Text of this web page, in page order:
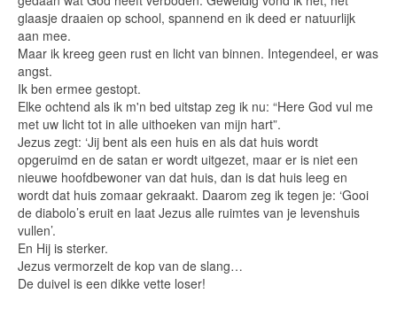
glaasje draaien op school, spannend en ik deed er natuurlijk
aan mee.
Maar ik kreeg geen rust en licht van binnen. Integendeel, er was
angst.
Ik ben ermee gestopt.
Elke ochtend als ik m'n bed uitstap zeg ik nu: “Here God vul me
met uw licht tot in alle uithoeken van mijn hart”.
Jezus zegt: ‘Jij bent als een huis en als dat huis wordt
opgeruimd en de satan er wordt uitgezet, maar er is niet een
nieuwe hoofdbewoner van dat huis, dan is dat huis leeg en
wordt dat huis zomaar gekraakt. Daarom zeg ik tegen je: ‘Gooi
de diabolo’s eruit en laat Jezus alle ruimtes van je levenshuis
vullen’.
En Hij is sterker.
Jezus vermorzelt de kop van de slang…
De duivel is een dikke vette loser!